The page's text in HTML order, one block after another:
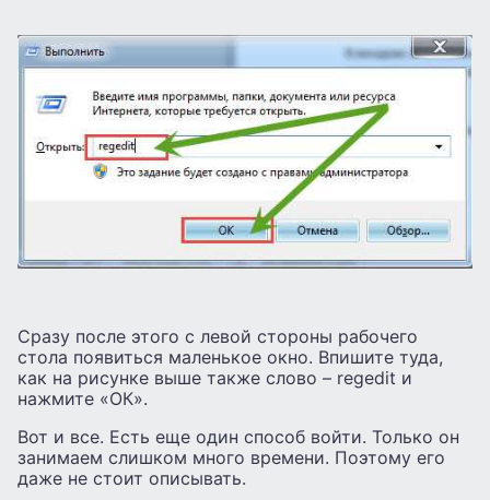
Сразу после этого с левой стороны рабочего
стола появиться маленькое окно. Впишите туда,
как на рисунке выше также слово – regedit и
нажмите «ОК».
Вот и все. Есть еще один способ войти. Только он
занимаем слишком много времени. Поэтому его
даже не стоит описывать.